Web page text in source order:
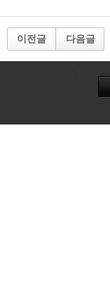
이전글 다음글